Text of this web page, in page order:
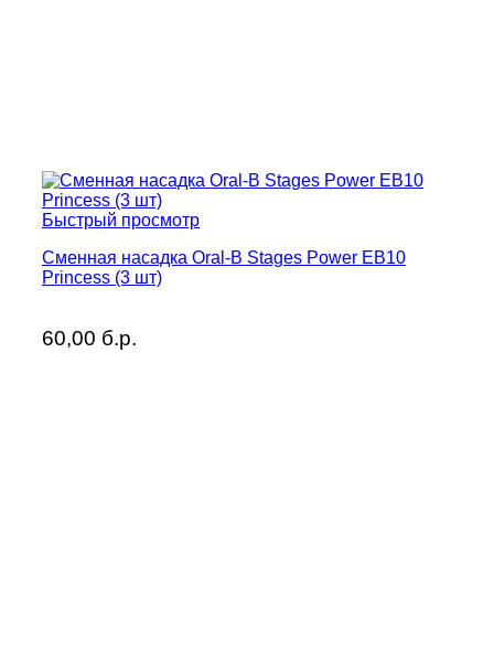
Быстрый просмотр
Сменная насадка Oral-B Stages Power EB10
Princess (3 шт)
60,00 б.р.